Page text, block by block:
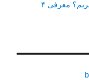
از کجا اکانت اسپاتیفای پرمیوم بخریم؟ معرفی ۴